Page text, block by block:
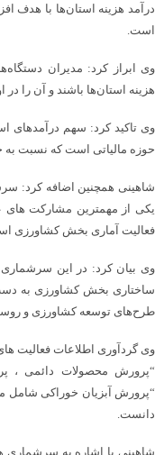
درآمد هزینه استان‌ها با هدف
است.
وی ابراز کرد: مدیران
هزینه استان‌ها باشند و آن را در
حوزه مالیاتی است که نسبت به
شاهینی همچنین اضافه کرد:
یکی از مهمترین مشارکت
فعالیت آماری بخش کشاورزی
وی بیان کرد: در این
ساختاری بخش کشاورزی به
طرح‌های توسعه کشاورزی و
وی گردآوری اطلاعات فعالیت
“پرورش محصولات دائمی ،
“پرورش آبزیان خوراکی شامل
دانست.
شاهینی با اشاره به